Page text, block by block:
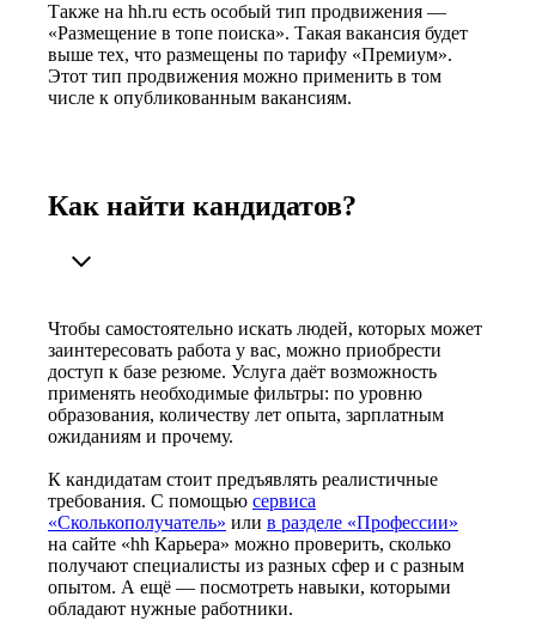
Также на hh.ru есть особый тип продвижения —
«Размещение в топе поиска». Такая вакансия будет
выше тех, что размещены по тарифу «Премиум».
Этот тип продвижения можно применить в том
числе к опубликованным вакансиям.
Как найти кандидатов?
Чтобы самостоятельно искать людей, которых может
заинтересовать работа у вас, можно приобрести
доступ к базе резюме. Услуга даёт возможность
применять необходимые фильтры: по уровню
образования, количеству лет опыта, зарплатным
ожиданиям и прочему.
К кандидатам стоит предъявлять реалистичные
требования. С помощью сервиса
«Сколькополучатель» или в разделе «Профессии»
на сайте «hh Карьера» можно проверить, сколько
получают специалисты из разных сфер и с разным
опытом. А ещё — посмотреть навыки, которыми
обладают нужные работники.